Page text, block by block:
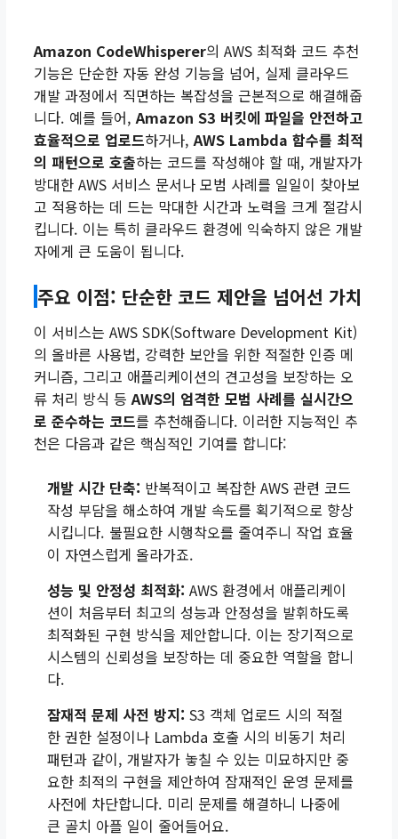
Amazon CodeWhisperer의 AWS 최적화 코드 추천
기능은 단순한 자동 완성 기능을 넘어, 실제 클라우드
개발 과정에서 직면하는 복잡성을 근본적으로 해결해줍
니다. 예를 들어,Amazon S3 버킷에 파일을 안전하고
효율적으로 업로드하거나,AWS Lambda 함수를 최적
의 패턴으로 호출하는 코드를 작성해야 할 때, 개발자가
방대한 AWS 서비스 문서나 모범 사례를 일일이 찾아보
고 적용하는 데 드는 막대한 시간과 노력을 크게 절감시
킵니다. 이는 특히 클라우드 환경에 익숙하지 않은 개발
자에게 큰 도움이 됩니다.
주요 이점: 단순한 코드 제안을 넘어선 가치
이 서비스는 AWS SDK(Software Development Kit)
의 올바른 사용법, 강력한 보안을 위한 적절한 인증 메
커니즘, 그리고 애플리케이션의 견고성을 보장하는 오
류 처리 방식 등AWS의 엄격한 모범 사례를 실시간으
로 준수하는 코드를 추천해줍니다. 이러한 지능적인 추
천은 다음과 같은 핵심적인 기여를 합니다:
개발 시간 단축: 반복적이고 복잡한 AWS 관련 코드
작성 부담을 해소하여 개발 속도를 획기적으로 향상
시킵니다. 불필요한 시행착오를 줄여주니 작업 효율
이 자연스럽게 올라가죠.
성능 및 안정성 최적화: AWS 환경에서 애플리케이
션이 처음부터 최고의 성능과 안정성을 발휘하도록
최적화된 구현 방식을 제안합니다. 이는 장기적으로
시스템의 신뢰성을 보장하는 데 중요한 역할을 합니
다.
잠재적 문제 사전 방지: S3 객체 업로드 시의 적절
한 권한 설정이나 Lambda 호출 시의 비동기 처리
패턴과 같이, 개발자가 놓칠 수 있는 미묘하지만 중
요한 최적의 구현을 제안하여 잠재적인 운영 문제를
사전에 차단합니다. 미리 문제를 해결하니 나중에
큰 골치 아플 일이 줄어들어요.